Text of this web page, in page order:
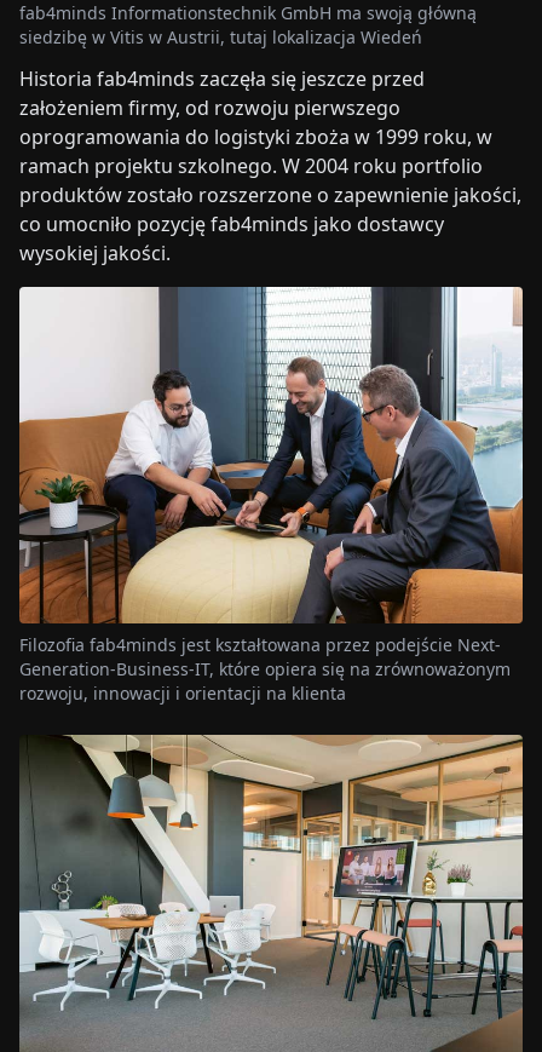
fab4minds Informationstechnik GmbH ma swoją główną
siedzibę w Vitis w Austrii, tutaj lokalizacja Wiedeń
Historia fab4minds zaczęła się jeszcze przed
założeniem firmy, od rozwoju pierwszego
oprogramowania do logistyki zboża w 1999 roku, w
ramach projektu szkolnego. W 2004 roku portfolio
produktów zostało rozszerzone o zapewnienie jakości,
co umocniło pozycję fab4minds jako dostawcy
wysokiej jakości.
Filozofia fab4minds jest kształtowana przez podejście Next-
Generation-Business-IT, które opiera się na zrównoważonym
rozwoju, innowacji i orientacji na klienta